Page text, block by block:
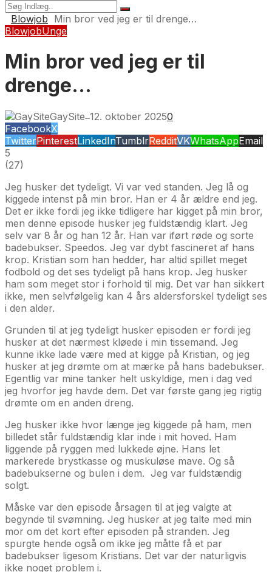
Blowjob Min bror ved jeg er til drenge…
BlowjobUnge
Min bror ved jeg er til
drenge…
GaySite—12. oktober 20250
FacebookX
TwitterPinterestLinkedInTumblrRedditVKWhatsAppEmail
5
(27)
Jeg husker det tydeligt. Vi var ved standen. Jeg lå og
kiggede intenst på min bror. Han er 4 år ældre end jeg.
Det er ikke fordi jeg ikke tidligere har kigget på min bror,
men denne episode husker jeg fuldstændig klart. Jeg
selv var 8 år og han 12 år. Han var iført røde og sorte
badebukser. Speedos. Jeg var dybt fascineret af hans
krop. Kristian som han hedder, har altid spillet meget
fodbold og det ses tydeligt på hans krop. Jeg husker
ham som meget stor i forhold til mig. Det var han sikkert
ikke, men selvfølgelig kan 4 års aldersforskel tydeligt ses
i den alder.
Grunden til at jeg tydeligt husker episoden er fordi jeg
husker at det nærmest kløede i min tissemand. Jeg
kunne ikke lade være med at kigge på Kristian, og jeg
husker at jeg drømte om at mærke på hans badebukser.
Egentlig var mine tanker helt uskyldige, men i dag ved
jeg hvorfor jeg havde dem. Det var første gang jeg rigtig
drømte om en anden dreng.
Jeg husker ikke hvor længe jeg kiggede på ham, men
billedet står fuldstændig klar inde i mit hoved. Ham
liggende på ryggen med lukkede øjne. Hans let
markerede brystkasse og muskuløse mave. Og så
badebukserne og bulen i dem. Jeg var fuldstændig
solgt.
Måske var den episode årsagen til at jeg valgte at
begynde til svømning. Jeg husker at jeg talte med min
mor om det kort efter episoden på stranden. Jeg
spurgte hende også om ikke jeg måtte få et par
badebukser ligesom Kristians. Det var der naturligvis
ikke noget problem i.